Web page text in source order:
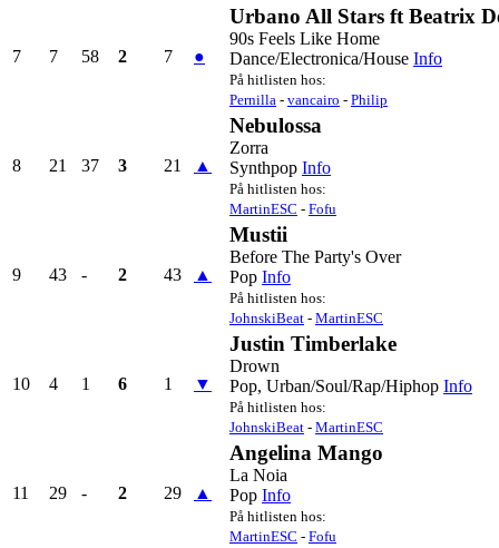
7 7 58 2 7 ●
Urbano All Stars ft Beatrix
90s Feels Like Home
Dance/Electronica/House Info
På hitlisten hos:
Pernilla - vancairo - Philip
8 21 37 3 21 ▲
Nebulossa
Zorra
Synthpop Info
På hitlisten hos:
MartinESC - Fofu
9 43 - 2 43 ▲
Mustii
Before The Party's Over
Pop Info
På hitlisten hos:
JohnskiBeat - MartinESC
10 4 1 6 1 ▼
Justin Timberlake
Drown
Pop, Urban/Soul/Rap/Hiphop Info
På hitlisten hos:
JohnskiBeat - MartinESC
11 29 - 2 29 ▲
Angelina Mango
La Noia
Pop Info
På hitlisten hos:
MartinESC - Fofu